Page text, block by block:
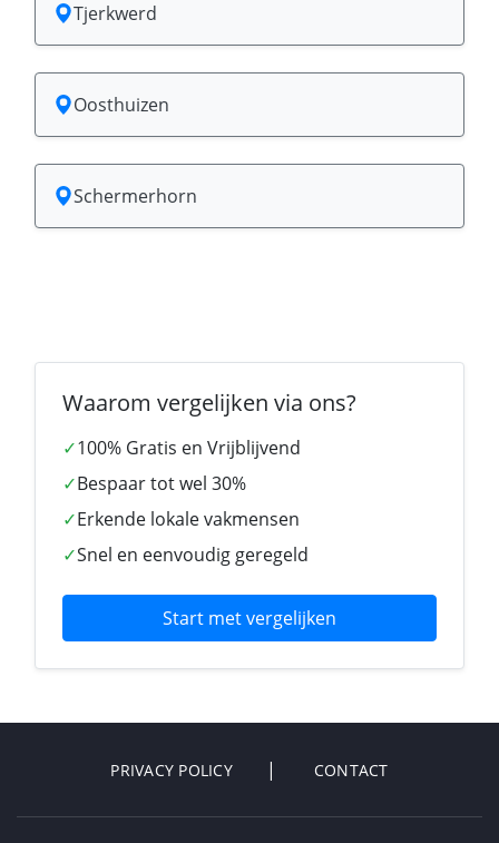
Tjerkwerd
Oosthuizen
Schermerhorn
Waarom vergelijken via ons?
✓100% Gratis en Vrijblijvend
✓Bespaar tot wel 30%
✓Erkende lokale vakmensen
✓Snel en eenvoudig geregeld
Start met vergelijken
PRIVACY POLICY CONTACT